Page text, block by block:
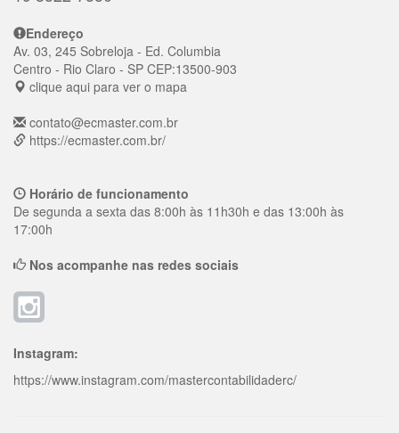
Endereço
Av. 03, 245 Sobreloja - Ed. Columbia
Centro - Rio Claro - SP CEP:13500-903
clique aqui para ver o mapa
contato@ecmaster.com.br
https://ecmaster.com.br/
Horário de funcionamento
De segunda a sexta das 8:00h às 11h30h e das 13:00h às
17:00h
Nos acompanhe nas redes sociais
Instagram:
https://www.instagram.com/mastercontabilidaderc/